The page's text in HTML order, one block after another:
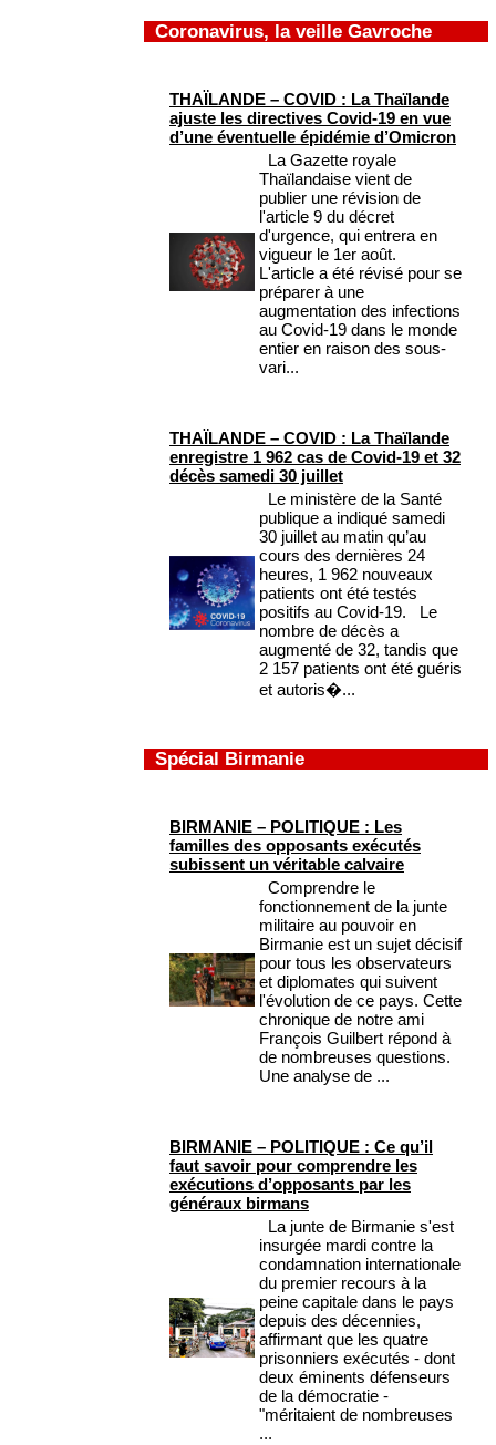
Coronavirus, la veille Gavroche
THAÏLANDE – COVID : La Thaïlande
ajuste les directives Covid-19 en vue
d’une éventuelle épidémie d’Omicron
La Gazette royale
Thaïlandaise vient de
publier une révision de
l'article 9 du décret
d'urgence, qui entrera en
vigueur le 1er août.
L'article a été révisé pour se
préparer à une
augmentation des infections
au Covid-19 dans le monde
entier en raison des sous-
vari...
THAÏLANDE – COVID : La Thaïlande
enregistre 1 962 cas de Covid-19 et 32
décès samedi 30 juillet
Le ministère de la Santé
publique a indiqué samedi
30 juillet au matin qu’au
cours des dernières 24
heures, 1 962 nouveaux
patients ont été testés
positifs au Covid-19. Le
nombre de décès a
augmenté de 32, tandis que
2 157 patients ont été guéris
et autoris�...
Spécial Birmanie
BIRMANIE – POLITIQUE : Les
familles des opposants exécutés
subissent un véritable calvaire
Comprendre le
fonctionnement de la junte
militaire au pouvoir en
Birmanie est un sujet décisif
pour tous les observateurs
et diplomates qui suivent
l'évolution de ce pays. Cette
chronique de notre ami
François Guilbert répond à
de nombreuses questions.
Une analyse de ...
BIRMANIE – POLITIQUE : Ce qu’il
faut savoir pour comprendre les
exécutions d’opposants par les
généraux birmans
La junte de Birmanie s'est
insurgée mardi contre la
condamnation internationale
du premier recours à la
peine capitale dans le pays
depuis des décennies,
affirmant que les quatre
prisonniers exécutés - dont
deux éminents défenseurs
de la démocratie -
"méritaient de nombreuses
...